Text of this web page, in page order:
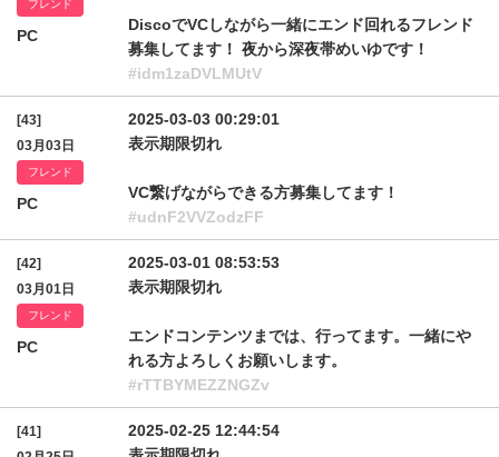
フレンド
PC
DiscoでVCしながら一緒にエンド回れるフレンド
募集してます！ 夜から深夜帯めいゆです！
#idm1zaDVLMUtV
[43]
03月03日
フレンド
PC
2025-03-03 00:29:01
表示期限切れ
VC繋げながらできる方募集してます！
#udnF2VVZodzFF
[42]
03月01日
フレンド
PC
2025-03-01 08:53:53
表示期限切れ
エンドコンテンツまでは、行ってます。一緒にや
れる方よろしくお願いします。
#rTTBYMEZZNGZv
[41]
2025-02-25 12:44:54